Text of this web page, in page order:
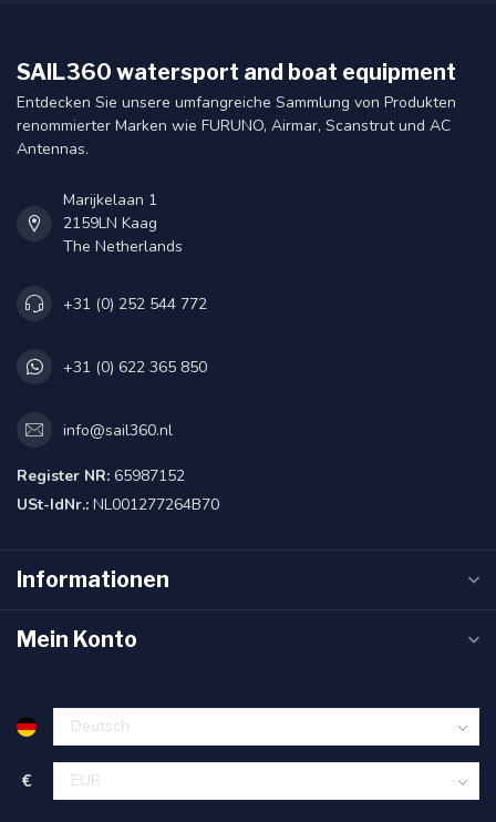
SAIL360 watersport and boat equipment
Entdecken Sie unsere umfangreiche Sammlung von Produkten
renommierter Marken wie FURUNO, Airmar, Scanstrut und AC
Antennas.
Marijkelaan 1
2159LN Kaag
The Netherlands
+31 (0) 252 544 772
+31 (0) 622 365 850
info@sail360.nl
Register NR: 65987152
USt-IdNr.: NL001277264B70
Informationen
Mein Konto
€